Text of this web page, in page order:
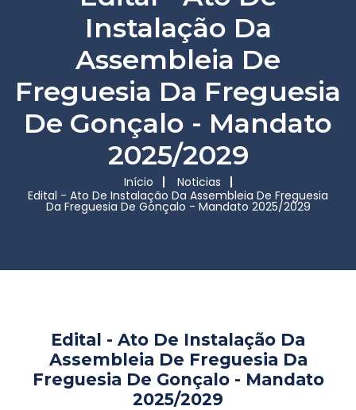
Instalação Da
Assembleia De
Freguesia Da Freguesia
De Gonçalo - Mandato
2025/2029
Início
Noticias
Edital - Ato De Instalação Da Assembleia De Freguesia
Da Freguesia De Gonçalo - Mandato 2025/2029
Edital - Ato De Instalação Da
Assembleia De Freguesia Da
Freguesia De Gonçalo - Mandato
2025/2029